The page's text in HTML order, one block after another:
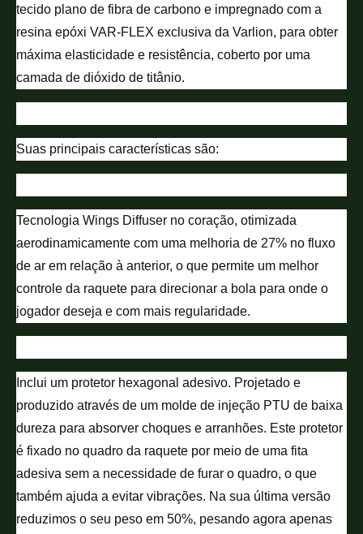
tecido plano de fibra de carbono e impregnado com a
resina epóxi VAR-FLEX exclusiva da Varlion, para obter
máxima elasticidade e resistência, coberto por uma
camada de dióxido de titânio.
Suas principais características são:
Tecnologia Wings Diffuser no coração, otimizada
aerodinamicamente com uma melhoria de 27% no fluxo
de ar em relação à anterior, o que permite um melhor
controle da raquete para direcionar a bola para onde o
jogador deseja e com mais regularidade.
Inclui um protetor hexagonal adesivo. Projetado e
produzido através de um molde de injeção PTU de baixa
dureza para absorver choques e arranhões. Este protetor
é fixado no quadro da raquete por meio de uma fita
adesiva sem a necessidade de furar o quadro, o que
também ajuda a evitar vibrações. Na sua última versão
reduzimos o seu peso em 50%, pesando agora apenas